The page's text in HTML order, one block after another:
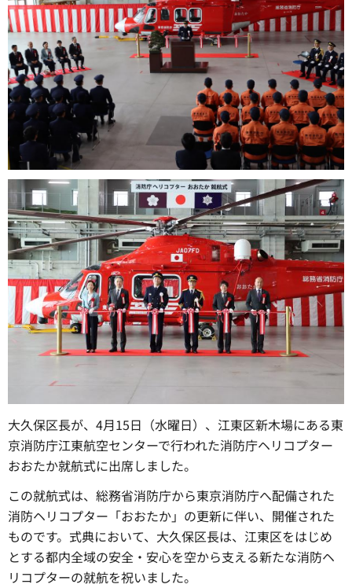
大久保区長が、4月15日（水曜日）、江東区新木場にある東
京消防庁江東航空センターで行われた消防庁ヘリコプター
おおたか就航式に出席しました。
この就航式は、総務省消防庁から東京消防庁へ配備された
消防ヘリコプター「おおたか」の更新に伴い、開催された
ものです。式典において、大久保区長は、江東区をはじめ
とする都内全域の安全・安心を空から支える新たな消防ヘ
リコプターの就航を祝いました。